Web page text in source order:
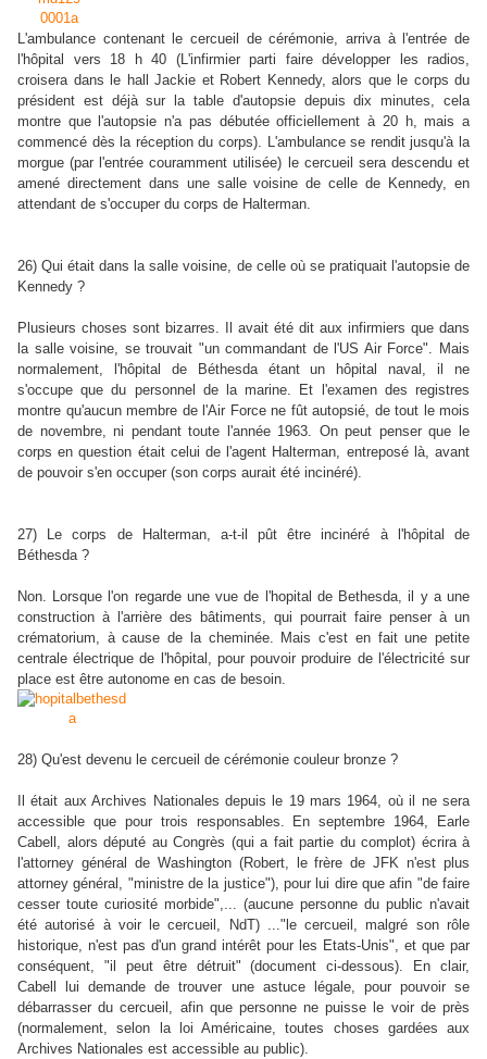
L'ambulance contenant le cercueil de cérémonie, arriva à l'entrée de
l'hôpital vers 18 h 40 (L'infirmier parti faire développer les radios,
croisera dans le hall Jackie et Robert Kennedy, alors que le corps du
président est déjà sur la table d'autopsie depuis dix minutes, cela
montre que l'autopsie n'a pas débutée officiellement à 20 h, mais a
commencé dès la réception du corps). L'ambulance se rendit jusqu'à la
morgue (par l'entrée couramment utilisée) le cercueil sera descendu et
amené directement dans une salle voisine de celle de Kennedy, en
attendant de s'occuper du corps de Halterman.
26) Qui était dans la salle voisine, de celle où se pratiquait l'autopsie de
Kennedy ?
Plusieurs choses sont bizarres. Il avait été dit aux infirmiers que dans
la salle voisine, se trouvait "un commandant de l'US Air Force". Mais
normalement, l'hôpital de Béthesda étant un hôpital naval, il ne
s'occupe que du personnel de la marine. Et l'examen des registres
montre qu'aucun membre de l'Air Force ne fût autopsié, de tout le mois
de novembre, ni pendant toute l'année 1963. On peut penser que le
corps en question était celui de l'agent Halterman, entreposé là, avant
de pouvoir s'en occuper (son corps aurait été incinéré).
27) Le corps de Halterman, a-t-il pût être incinéré à l'hôpital de
Béthesda ?
Non. Lorsque l'on regarde une vue de l'hopital de Bethesda, il y a une
construction à l'arrière des bâtiments, qui pourrait faire penser à un
crématorium, à cause de la cheminée. Mais c'est en fait une petite
centrale électrique de l'hôpital, pour pouvoir produire de l'électricité sur
place est être autonome en cas de besoin.
28) Qu'est devenu le cercueil de cérémonie couleur bronze ?
Il était aux Archives Nationales depuis le 19 mars 1964, où il ne sera
accessible que pour trois responsables. En septembre 1964, Earle
Cabell, alors député au Congrès (qui a fait partie du complot) écrira à
l'attorney général de Washington (Robert, le frère de JFK n'est plus
attorney général, "ministre de la justice"), pour lui dire que afin "de faire
cesser toute curiosité morbide",... (aucune personne du public n'avait
été autorisé à voir le cercueil, NdT) ..."le cercueil, malgré son rôle
historique, n'est pas d'un grand intérêt pour les Etats-Unis", et que par
conséquent, "il peut être détruit" (document ci-dessous). En clair,
Cabell lui demande de trouver une astuce légale, pour pouvoir se
débarrasser du cercueil, afin que personne ne puisse le voir de près
(normalement, selon la loi Américaine, toutes choses gardées aux
Archives Nationales est accessible au public).